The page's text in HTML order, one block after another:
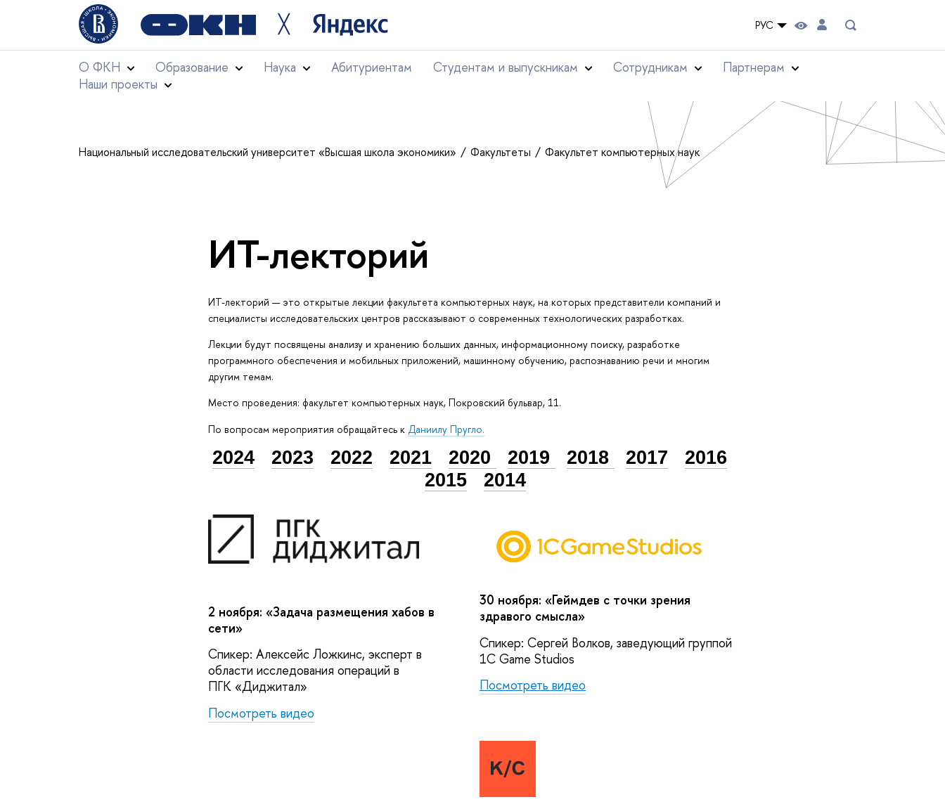
╳ РУС
О ФКН Образование Наука Абитуриентам Студентам и выпускникам Сотрудникам
Партнерам
Наши проекты
Национальный исследовательский университет «Высшая школа экономики» Факультеты Факультет компьютерных наук
ИТ-лекторий
ИТ-лекторий — это открытые лекции факультета компьютерных наук, на которых представители компаний и
специалисты исследовательских центров рассказывают о современных технологических разработках.
Лекции будут посвящены анализу и хранению больших данных, информационному поиску, разработке
программного обеспечения и мобильных приложений, машинному обучению, распознаванию речи и многим
другим темам.
Место проведения: факультет компьютерных наук, Покровский бульвар, 11.
По вопросам мероприятия обращайтесь к Даниилу Пругло.
2024 2023 2022 2021 2020 2019 2018 2017
2016
2015
2014
2 ноября: «Задача размещения хабов в
сети»
Спикер: Алексейс Ложкинс, эксперт в
области исследования операций в
ПГК «Диджитал»
Посмотреть видео
30 ноября: «Геймдев с точки зрения
здравого смысла»
Спикер: Сергей Волков, заведующий группой
1C Game Studios
Посмотреть видео